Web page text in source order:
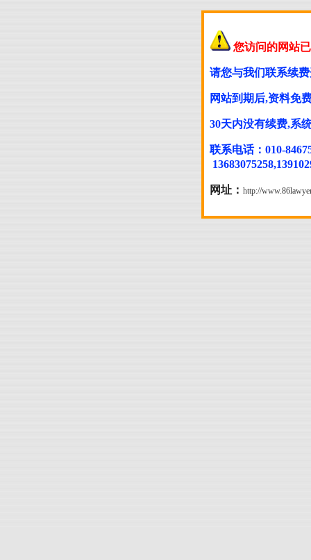
您访问的网站
请您与我们联系续
网站到期后,资料免
30天内没有续费,系
联系电话：010-
网址： http://